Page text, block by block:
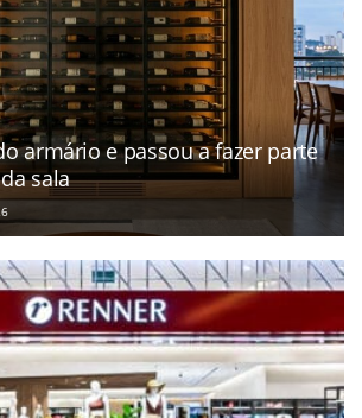
armário e passou a fazer parte
sala